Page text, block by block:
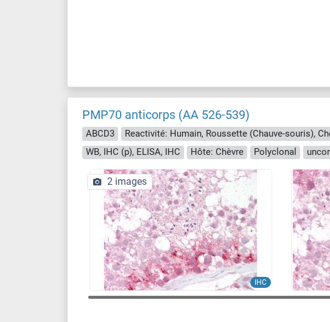
PMP70 anticorps (AA 526-539)
ABCD3
Reactivité: Humain, Roussette (Chauve-souris),
WB, IHC (p), ELISA, IHC
Hôte: Chèvre Polyclonal
IHC
2 images